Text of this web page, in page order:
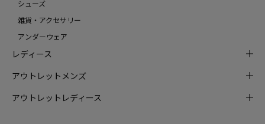
シューズ
雑貨・アクセサリー
アンダーウェア
レディース
アウトレットメンズ
アウトレットレディース